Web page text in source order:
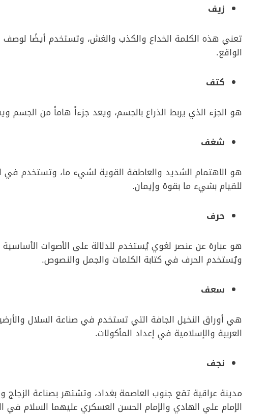
زيف
تعني هذه الكلمة الخداع والكذب والغش، وتستخدم أيضًا لوصف
الواقع.
كتف
هو الجزء الذي يربط الذراع بالجسم، ويعد جزءاً هاماً من الجسم
شغف
هو الاهتمام الشديد والعاطفة القوية لشيء ما، وتستخدم في
للقيام بشيء ما بقوة وإيمان.
حرف
هو عبارة عن عنصر لغوي يُستخدم للدلالة على الأصوات
ويُستخدم الحرف في كتابة الكلمات والجمل والنصوص.
سعف
هي أوراق النخيل الجافة التي تستخدم في صناعة السلال
العربية والإسلامية في إعداد المأكولات.
نجف
مدينة عراقية تقع جنوب العاصمة بغداد، وتشتهر بصناعة الزجاج
الإمام علي الهادي والإمام الحسن العسكري عليهما السلام في